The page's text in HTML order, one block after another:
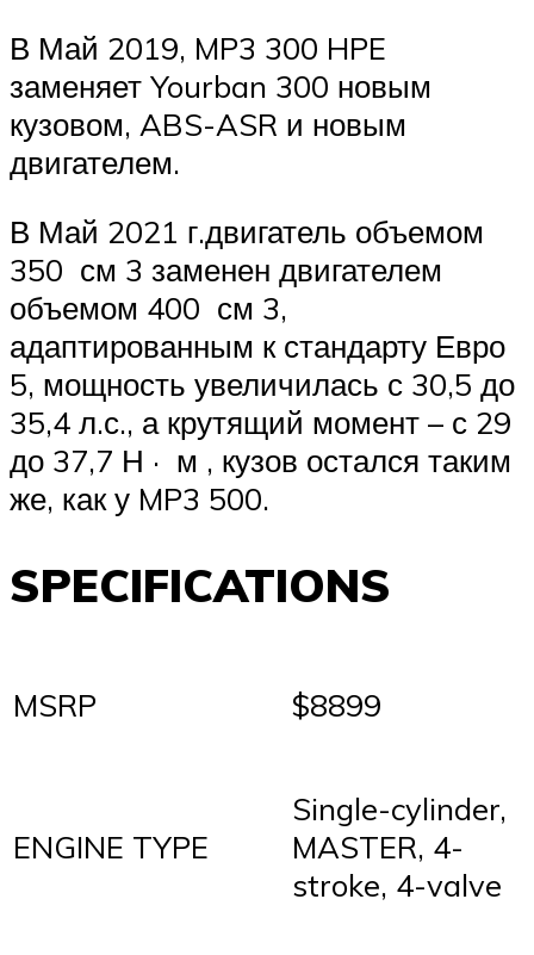
В Май 2019, MP3 300 HPE
заменяет Yourban 300 новым
кузовом, ABS-ASR и новым
двигателем.
В Май 2021 г.двигатель объемом
350 см 3 заменен двигателем
объемом 400 см 3,
адаптированным к стандарту Евро
5, мощность увеличилась с 30,5 до
35,4 л.с., а крутящий момент – с 29
до 37,7 Н · м , кузов остался таким
же, как у MP3 500.
SPECIFICATIONS
MSRP $8899
ENGINE TYPE
Single-cylinder,
MASTER, 4-
stroke, 4-valve